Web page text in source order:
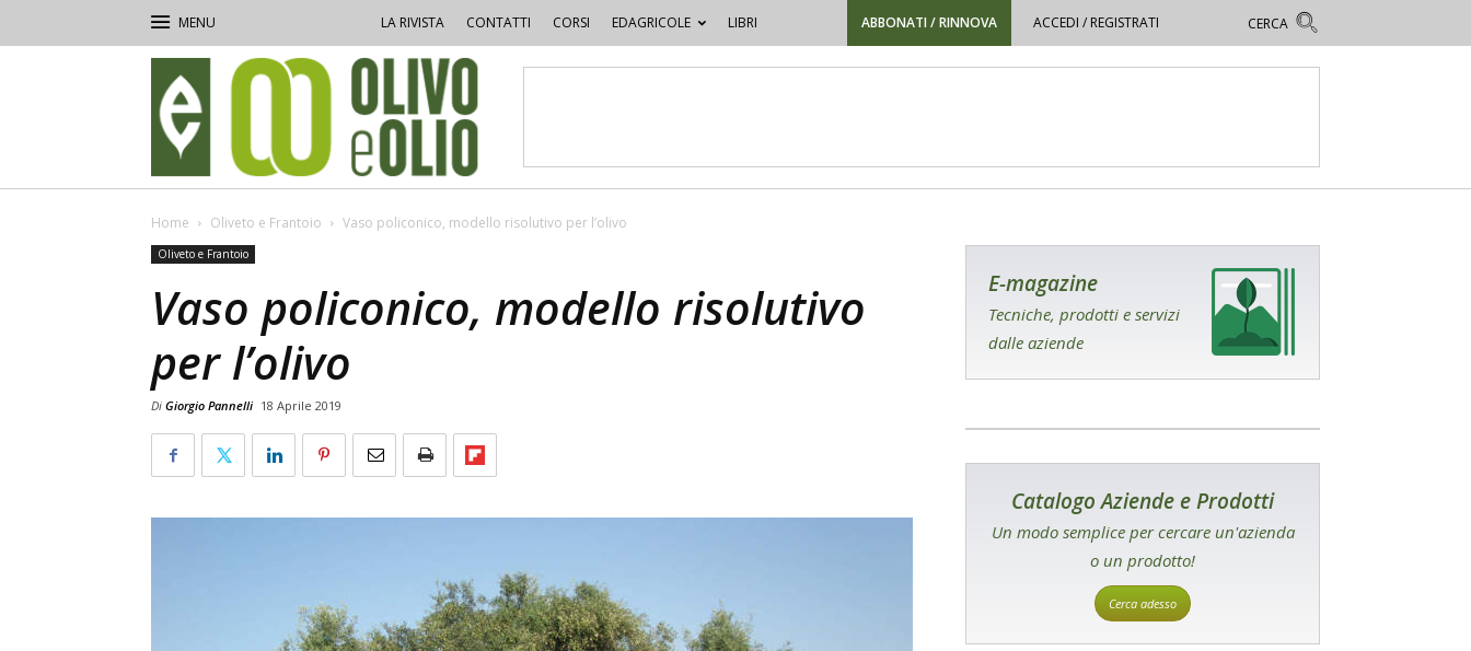
LA RIVISTA CONTATTI CORSI EDAGRICOLE LIBRI ABBONATI / RINNOVA ACCEDI / REGISTRATI
e
Olio
Home Oliveto e Frantoio Vaso policonico, modello risolutivo per l’olivo
Oliveto e Frantoio
Vaso policonico, modello risolutivo
per l’olivo
Di Giorgio Pannelli 18 Aprile 2019
E-magazine
Tecniche, prodotti e servizi
dalle aziende
Catalogo Aziende e Prodotti
Un modo semplice per cercare un'azienda
o un prodotto!
Cerca adesso